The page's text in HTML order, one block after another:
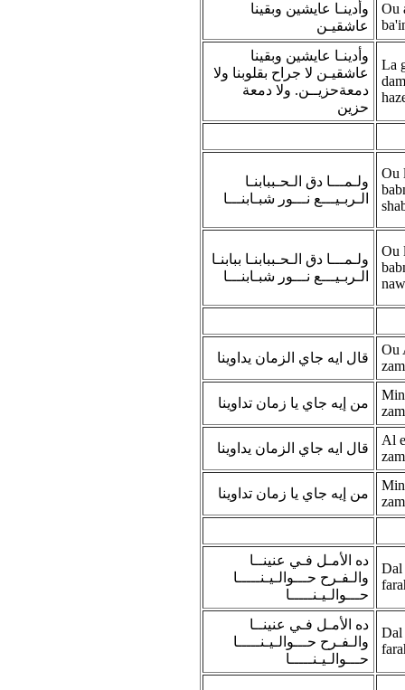
وأدينـا عايشين وبقينا
عاشقيـن
Ou
وأدينـا عايشين وبقينا
عاشقيـن لا جراح بقلوبنا ولا
دمعةحزيــن. ولا دمعة
حزين
La
ولـمـــا دق الـحـببابنـا
الـربـيـــع نـــور شبـابنـــا
Ou
ولـمـــا دق الـحـببابنـا ببابنـا
الـربـيـــع نـــور شبـابنـــا
Ou
قال ايه جاي الزمان يداوينا
Ou
من إيه جاي يا زمان تداوينا
قال ايه جاي الزمان يداوينا
Al
من إيه جاي يا زمان تداوينا
ده الأمـل فـي عنينــا
والـفـرح حـــوالـيـنـــــا
حـــوالـيـنـــــا
Dal
ده الأمـل فـي عنينــا
والـفـرح حـــوالـيـنـــــا
حـــوالـيـنـــــا
Dal